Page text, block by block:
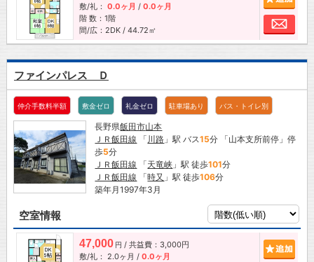
敷/礼： 0.0ヶ月 / 0.0ヶ月
階 数：1階
間/広：2DK / 44.72㎡
お
ファインパレス Ｄ
仲介手数料半額 敷金ゼロ 礼金ゼロ 駐車場あり バス・トイレ別
長野県飯田市山本
ＪＲ飯田線 「 川路 」駅 バス15分 「山本支所前停」停
歩5分
ＪＲ飯田線 「天竜峡 」駅 徒歩101分
ＪＲ飯田線 「時又 」駅 徒歩106分
築年月1997年3月
空室情報
47,000 円 / 共益費：3,000円
敷/礼： 2.0ヶ月 / 0.0ヶ月